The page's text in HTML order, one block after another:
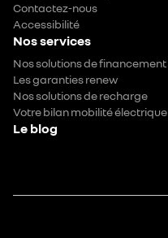
Contactez-nous
Accessibilité
Nos services
Nos solutions de financement
Les garanties renew
Nos solutions de recharge
Votre bilan mobilité électrique
Le blog